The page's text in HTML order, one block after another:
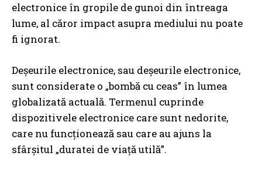
electronice în gropile de gunoi din întreaga
lume, al căror impact asupra mediului nu poate
fi ignorat.
Deșeurile electronice, sau deșeurile electronice,
sunt considerate o „bombă cu ceas” în lumea
globalizată actuală. Termenul cuprinde
dispozitivele electronice care sunt nedorite,
care nu funcționează sau care au ajuns la
sfârșitul „duratei de viață utilă”.